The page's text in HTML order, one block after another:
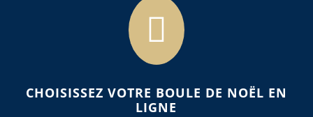

CHOISISSEZ VOTRE BOULE DE NOËL EN
LIGNE